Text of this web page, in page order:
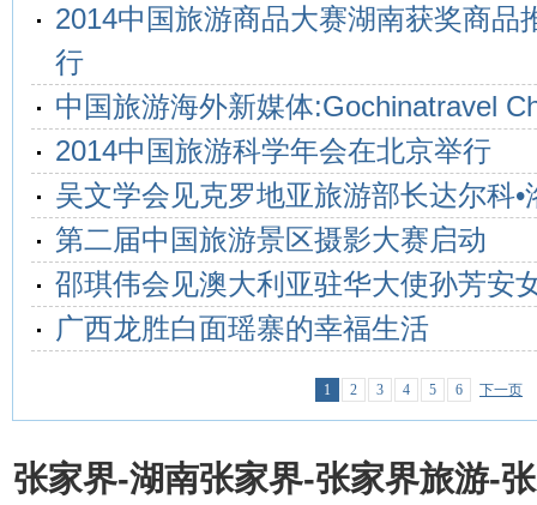
2014中国旅游商品大赛湖南获奖商品
行
中国旅游海外新媒体:Gochinatravel
2014中国旅游科学年会在北京举行
吴文学会见克罗地亚旅游部长达尔科•
第二届中国旅游景区摄影大赛启动
邵琪伟会见澳大利亚驻华大使孙芳安
广西龙胜白面瑶寨的幸福生活
1 2 3 4 5 6 下一页
张家界-湖南张家界-张家界旅游-